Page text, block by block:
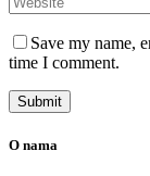
Save my name,
time I comment.
O nama